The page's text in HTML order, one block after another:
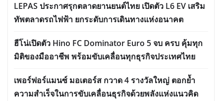
LEPAS ประกาศรุกตลาดยานยนต์ไทย เปิดตัว L6 EV เสริม
ทัพตลาดรถไฟฟ้า ยกระดับการเดินทางแห่งอนาคต
ฮีโน่เปิดตัว Hino FC Dominator Euro 5 จบ ครบ คุ้มทุก
มิติของมืออาชีพ พร้อมขับเคลื่อนทุกธุรกิจประเทศไทย
เพอร์ฟอร์แมนซ์ มอเตอร์ส กวาด 4 รางวัลใหญ่ ตอกย้ำ
ความสำเร็จในการขับเคลื่อนธุรกิจด้วยพลังแห่งแนวคิด